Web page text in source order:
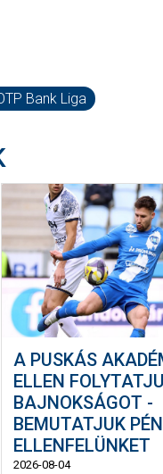
Bank Liga
A PUSKÁS
ELLEN
BAJNOKSÁGOT -
BEMUTATJUK
ELLENFELÜNKET
2026-08-04